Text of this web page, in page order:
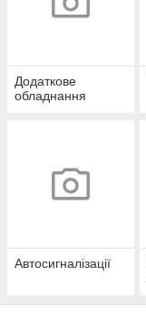
Додаткове
обладнання
Автосигналізації